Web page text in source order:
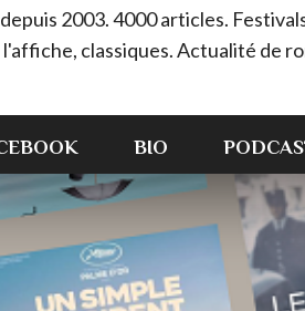
2003. 4000 articles.
classiques. Actualité de
BIO